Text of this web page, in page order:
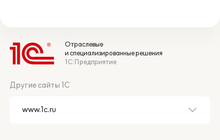
Отраслевые
и специализированные решения
1С:Предприятие
Другие сайты 1С